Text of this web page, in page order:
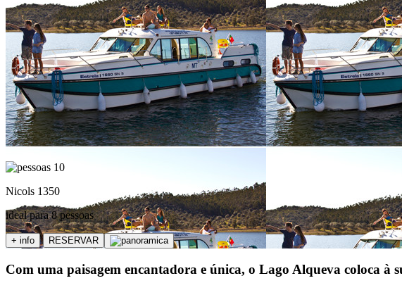
10
Nicols 1350
ideal para 8 pessoas
+ info RESERVAR
Com uma paisagem encantadora e única, o Lago Alqueva coloca à